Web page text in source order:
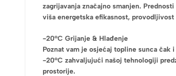
zagrijavanja značajno smanjen.
viša energetska efikasnost,
-20°C Grijanje & Hlađenje
Poznat vam je osjećaj topline sunca
-20°C zahvaljujući našoj tehnologiji
prostorije.